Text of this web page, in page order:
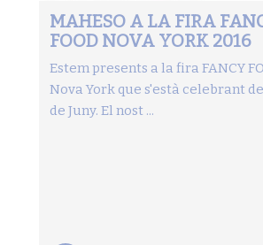
MAHESO A LA FIRA
FOOD NOVA YORK 2016
Estem presents a la fira FANCY
Nova York que s'està celebrant
de Juny. El nost ...